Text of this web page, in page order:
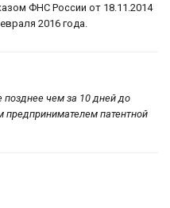
ФНС России от 18.11.2014
2016 года.
чем за 10 дней до
патентной